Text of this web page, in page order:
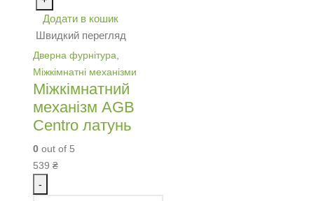
Додати в кошик
Швидкий перегляд
Дверна фурнітура
Міжкімнатні механізми
Міжкімнатний
механізм AGB
Centro латунь
0 out of 5
539 ₴
-